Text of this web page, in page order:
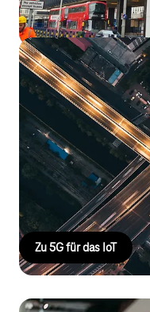
5G für IoT
Autonome Fahrzeuge,
intelligente Stromnetze
von 5G-Technologie
Things auf ein neues
latenzarme
Geschwindigkeit und
Zu 5G für das IoT